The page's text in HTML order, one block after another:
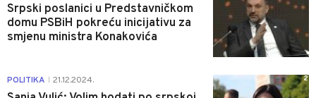
Srpski poslanici u Predstavničkom
domu PSBiH pokreću inicijativu za
smjenu ministra Konakovića
POLITIKA 21.12.2024. 2